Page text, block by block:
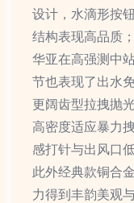
设计，水滴形按
结构表现高品质
华亚在高强测中
节也表现了出水
更阔齿型拉拽抛
高密度适应暴力
感打针与出风口
此外经典款铜合
力得到丰韵美观